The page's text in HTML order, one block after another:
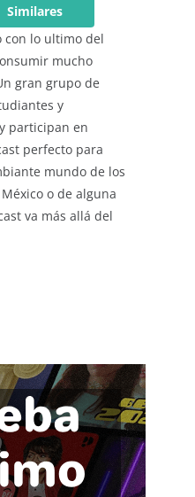
Similares
con lo ultimo del
mucho
gran grupo de
y
participan en
perfecto para
mundo de los
o de alguna
va más allá del